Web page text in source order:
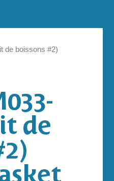
de boissons #2)
de